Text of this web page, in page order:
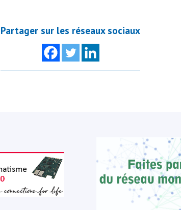
Partager sur les réseaux sociaux